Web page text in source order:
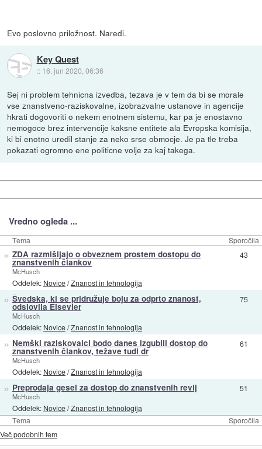
Evo poslovno priložnost. Naredi.
Key Quest
:: 16. jun 2020, 06:36
Sej ni problem tehnicna izvedba, tezava je v tem da bi se morale
vse znanstveno-raziskovalne, izobrazvalne ustanove in agencije
hkrati dogovoriti o nekem enotnem sistemu, kar pa je enostavno
nemogoce brez intervencije kaksne entitete ala Evropska komisija,
ki bi enotno uredil stanje za neko srse obmocje. Je pa tle treba
pokazati ogromno ene politicne volje za kaj takega.
Vredno ogleda ...
Tema Sporočila
Tema Sporočila
» ZDA razmišljajo o obveznem prostem dostopu do
znanstvenih člankov
McHusch
Oddelek: Novice/Znanost in tehnologija
43
» Švedska, ki se pridružuje boju za odprto znanost,
odslovila Elsevier
McHusch
Oddelek: Novice/Znanost in tehnologija
75
» Nemški raziskovalci bodo danes izgubili dostop do
znanstvenih člankov, težave tudi dr
McHusch
Oddelek: Novice/Znanost in tehnologija
61
» Preprodaja gesel za dostop do znanstvenih revij
McHusch
Oddelek: Novice/Znanost in tehnologija
51
Več podobnih tem